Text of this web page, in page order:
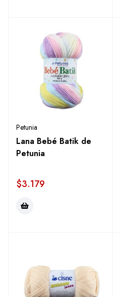
Petunia
Lana Bebé Batik de
Petunia
$3.179